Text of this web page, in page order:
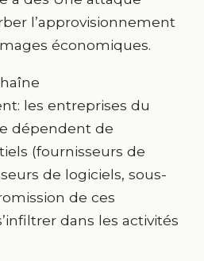
l’approvisionnement
économiques.
les entreprises du
dépendent de
(fournisseurs de
de logiciels, sous-
de ces
dans les activités